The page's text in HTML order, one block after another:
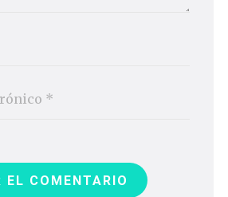
EL COMENTARIO